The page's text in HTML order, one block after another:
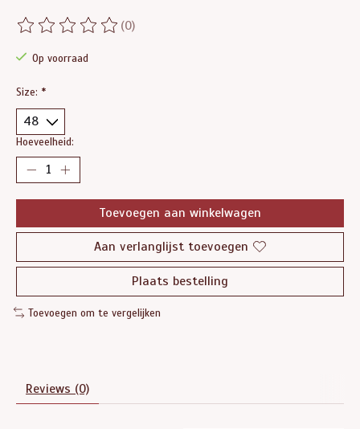
De beoordeling van dit product is
(0)
Op voorraad
Size: *
Hoeveelheid:
Toevoegen aan winkelwagen
Aan verlanglijst toevoegen
Plaats bestelling
Toevoegen om te vergelijken
Reviews (0)